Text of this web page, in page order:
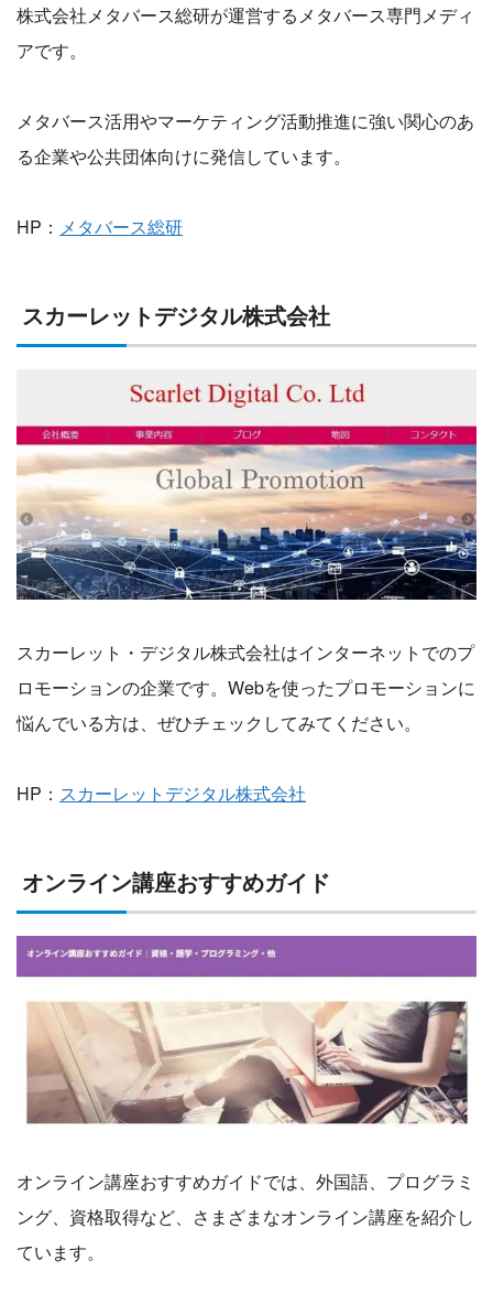
株式会社メタバース総研が運営するメタバース専門メディ
アです。
メタバース活用やマーケティング活動推進に強い関心のあ
る企業や公共団体向けに発信しています。
HP： メタバース総研
スカーレットデジタル株式会社
スカーレット・デジタル株式会社はインターネットでのプ
ロモーションの企業です。Webを使ったプロモーションに
悩んでいる方は、ぜひチェックしてみてください。
HP： スカーレットデジタル株式会社
オンライン講座おすすめガイド
オンライン講座おすすめガイドでは、外国語、プログラミ
ング、資格取得など、さまざまなオンライン講座を紹介し
ています。